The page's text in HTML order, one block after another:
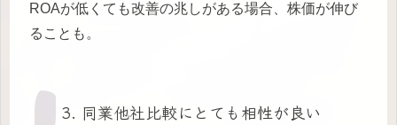
ROAが低くても改善の兆しがある場合、株価が伸び
ることも。
3. 同業他社比較にとても相性が良い